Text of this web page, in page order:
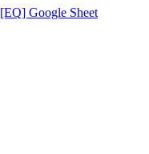
[EQ] Google Sheet